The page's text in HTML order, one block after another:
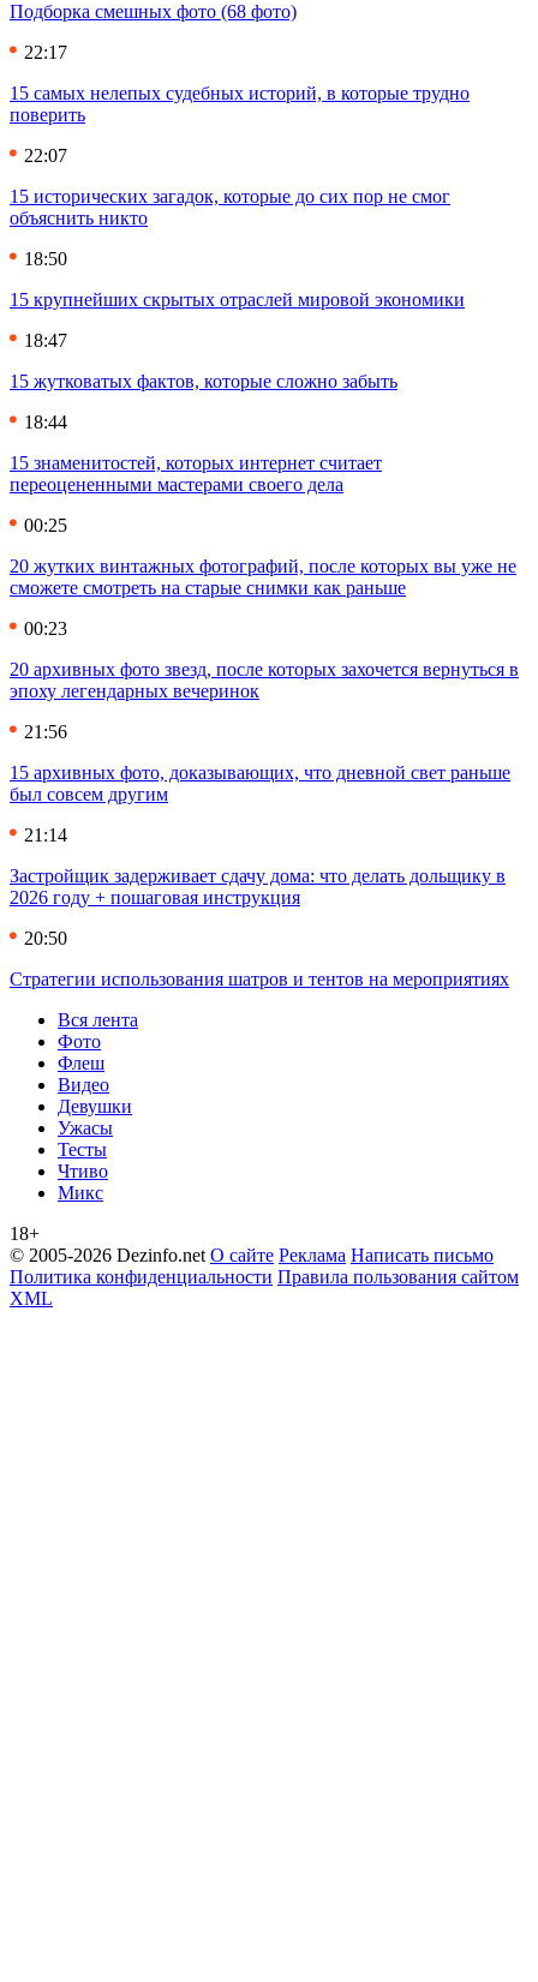
Подборка смешных фото (68 фото)
22:17
15 самых нелепых судебных историй, в которые трудно
поверить
22:07
15 исторических загадок, которые до сих пор не смог
объяснить никто
18:50
15 крупнейших скрытых отраслей мировой экономики
18:47
15 жутковатых фактов, которые сложно забыть
18:44
15 знаменитостей, которых интернет считает
переоцененными мастерами своего дела
00:25
20 жутких винтажных фотографий, после которых вы уже не
сможете смотреть на старые снимки как раньше
00:23
20 архивных фото звезд, после которых захочется вернуться в
эпоху легендарных вечеринок
21:56
15 архивных фото, доказывающих, что дневной свет раньше
был совсем другим
21:14
Застройщик задерживает сдачу дома: что делать дольщику в
2026 году + пошаговая инструкция
20:50
Стратегии использования шатров и тентов на мероприятиях
Вся лента
Фото
Флеш
Видео
Девушки
Ужасы
Тесты
Чтиво
Микс
18+
© 2005-2026 Dezinfo.net О сайте Реклама Написать письмо
Политика конфиденциальности Правила пользования сайтом
XML